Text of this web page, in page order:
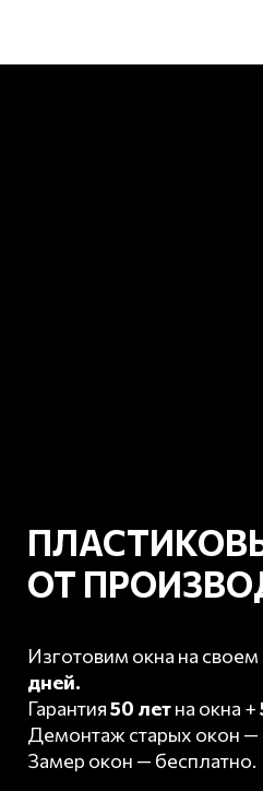
ОТ
Изготовим окна на
дней.
Гарантия50 летна окна +
Демонтаж старых окон —
Замер окон — бесплатно.